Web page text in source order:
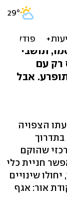
בוש:
תושבי
רק עם
אבל
הצפויה
בתדרוך
שהוקם
חניית כלי
שינויים
אור: אגף